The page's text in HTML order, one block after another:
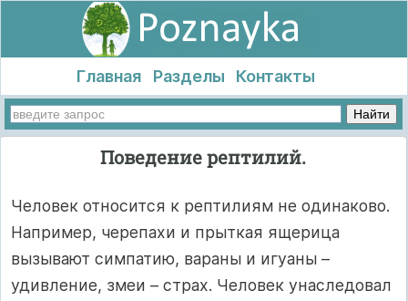
Главная Разделы Контакты
Поведение рептилий.
Человек относится к рептилиям не одинаково.
Например, черепахи и прыткая ящерица
вызывают симпатию, вараны и игуаны –
удивление, змеи – страх. Человек унаследовал